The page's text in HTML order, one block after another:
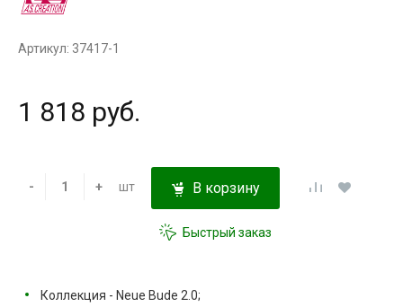
Артикул: 37417-1
1 818 руб.
- + шт В корзину
Быстрый заказ
Коллекция - Neue Bude 2.0;